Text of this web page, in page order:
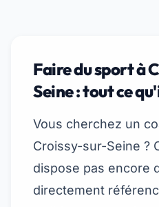
Faire du sport à
Seine : tout ce
Vous cherchez un
Croissy-sur-Seine ?
dispose pas encore
directement